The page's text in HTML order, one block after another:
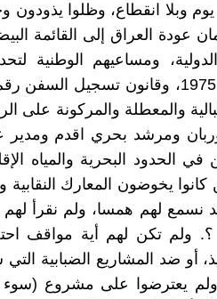
يوم وبلا انقطاع، وظلوا
العراق إلى القائمة
ومساعيهم الوطنية
البالية والمعطلة والمركونة على
15 بين مهندس وربان ومرشد بحري اقدم
البحرية والمياه
يخوضون المعارك النقابية
نسمع لهم همسا، ولم نقرأ لهم
ولم تكن لهم أية مواقف
أو ضد المشاريع الضبابية
ولم يعترضوا على مشروع (سوء